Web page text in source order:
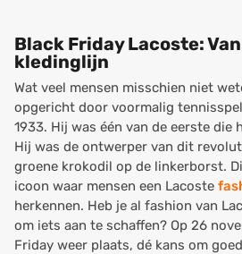
Black Friday Lacoste:
kledinglijn
Wat veel mensen misschien niet
opgericht door voormalig
1933. Hij was één van de eerste
Hij was de ontwerper van dit
groene krokodil op de linkerborst.
icoon waar mensen een Lacoste
herkennen. Heb je al fashion van
om iets aan te schaffen? Op 26
Friday weer plaats, dé kans om